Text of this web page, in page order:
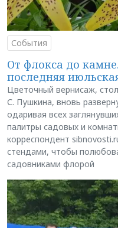
События
От флокса до
последняя
Цветочный вернисаж,
С. Пушкина, вновь
одаривая всех
палитры садовых и
корреспондент
стендами, чтобы
садовниками флорой